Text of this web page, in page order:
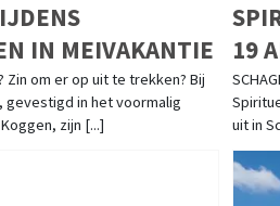
IN MEIVAKANTIE
Zin om er op uit te trekken? Bij
gevestigd in het voormalig
zijn [...]
19
uit in